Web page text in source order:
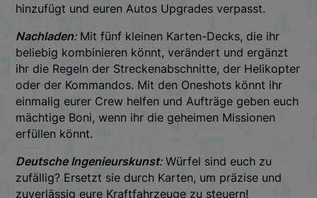
hinzufügt und euren Autos Upgrades verpasst.
Nachladen:Mit fünf kleinen Karten-Decks, die ihr
beliebig kombinieren könnt, verändert und ergänzt
ihr die Regeln der Streckenabschnitte, der Helikopter
oder der Kommandos. Mit den Oneshots könnt ihr
einmalig eurer Crew helfen und Aufträge geben euch
mächtige Boni, wenn ihr die geheimen Missionen
erfüllen könnt.
Deutsche Ingenieurskunst:Würfel sind euch zu
zufällig? Ersetzt sie durch Karten, um präzise und
zuverlässig eure Kraftfahrzeuge zu steuern!